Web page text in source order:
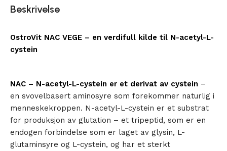
Beskrivelse
OstroVit NAC VEGE – en verdifull kilde til N-acetyl-L-
cystein
NAC – N-acetyl-L-cystein er et derivat av cystein –
en svovelbasert aminosyre som forekommer naturlig i
menneskekroppen. N-acetyl-L-cystein er et substrat
for produksjon av glutation – et tripeptid, som er en
endogen forbindelse som er laget av glysin, L-
glutaminsyre og L-cystein, og har et sterkt